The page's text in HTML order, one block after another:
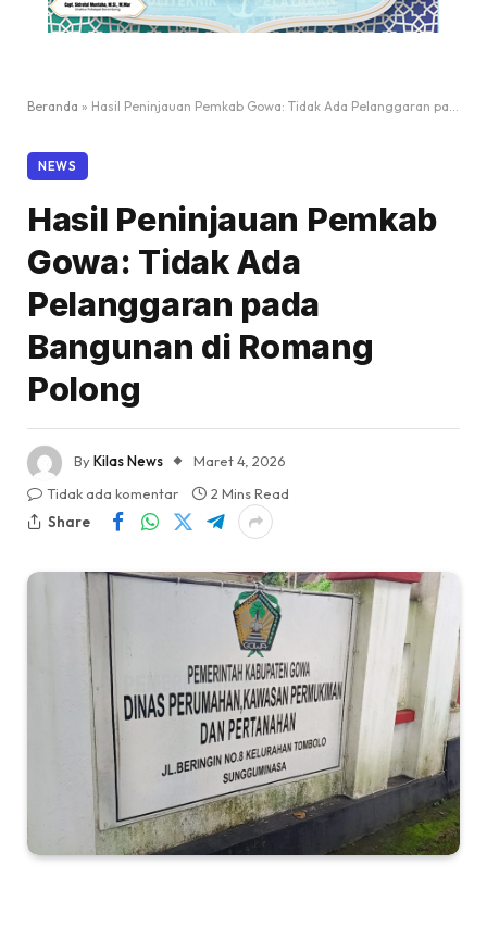
Beranda » Hasil Peninjauan Pemkab Gowa: Tidak Ada Pelanggaran pada Bangunan di Romang Polong
NEWS
Hasil Peninjauan Pemkab
Gowa: Tidak Ada
Pelanggaran pada
Bangunan di Romang
Polong
ByKilas News
Maret 4, 2026
Tidak ada komentar
2 Mins Read
Share